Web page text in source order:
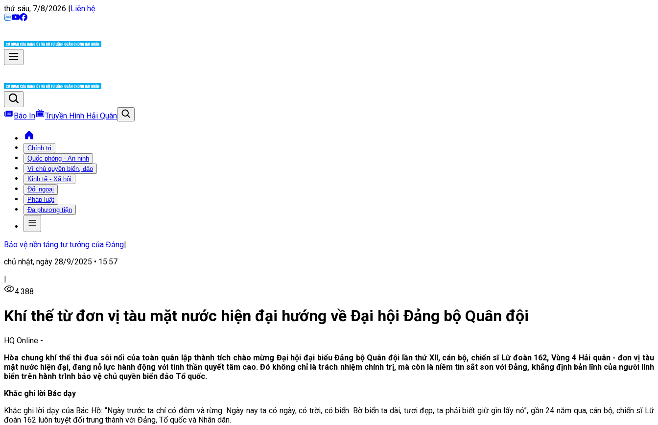
thứ sáu, 7/8/2026 |Liên hệ
Báo In Truyền Hình Hải Quân
Chính trị
Quốc phòng - An ninh
Vì chủ quyền biển, đảo
Kinh tế - Xã hội
Đối ngoại
Pháp luật
Đa phương tiện
Bảo vệ nền tảng tư tưởng của Đảng|
chủ nhật, ngày 28/9/2025 • 15:57
|
4.388
Khí thế từ đơn vị tàu mặt nước hiện đại hướng về Đại hội Đảng bộ Quân đội
HQ Online -
Hòa chung khí thế thi đua sôi nổi của toàn quân lập thành tích chào mừng Đại hội đại biểu Đảng bộ Quân đội lần thứ XII, cán bộ, chiến sĩ Lữ đoàn 162, Vùng 4 Hải quân - đơn vị tàu
mặt nước hiện đại, đang nỗ lực hành động với tinh thần quyết tâm cao. Đó không chỉ là trách nhiệm chính trị, mà còn là niềm tin sắt son với Đảng, khẳng định bản lĩnh của người lính
biển trên hành trình bảo vệ chủ quyền biển đảo Tổ quốc.
Khắc ghi lời Bác dạy
Khắc ghi lời dạy của Bác Hồ: “Ngày trước ta chỉ có đêm và rừng. Ngày nay ta có ngày, có trời, có biển. Bờ biển ta dài, tươi đẹp, ta phải biết giữ gìn lấy nó”, gần 24 năm qua, cán bộ, chiến sĩ Lữ
đoàn 162 luôn tuyệt đối trung thành với Đảng, Tổ quốc và Nhân dân.